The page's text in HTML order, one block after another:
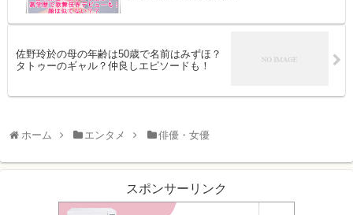
佐野玲於の母の年齢は50歳で名前はみずほ？
タトゥーのギャル？仲良しエピソードも！
ホーム エンタメ 俳優・女優
スポンサーリンク